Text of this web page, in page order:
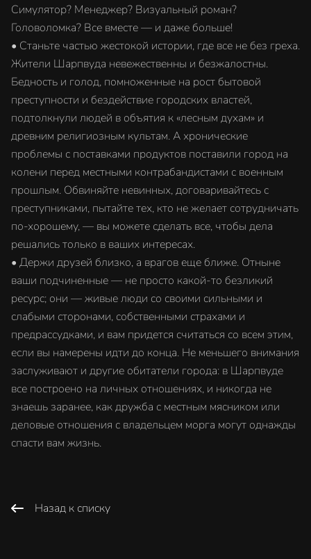
Симулятор? Менеджер? Визуальный роман?
Головоломка? Все вместе — и даже больше!
• Станьте частью жестокой истории, где все не без греха.
Жители Шарпвуда невежественны и безжалостны.
Бедность и голод, помноженные на рост бытовой
преступности и бездействие городских властей,
подтолкнули людей в объятия к «лесным духам» и
древним религиозным культам. А хронические
проблемы с поставками продуктов поставили город на
колени перед местными контрабандистами с военным
прошлым. Обвиняйте невинных, договаривайтесь с
преступниками, пытайте тех, кто не желает сотрудничать
по-хорошему, — вы можете сделать все, чтобы дела
решались только в ваших интересах.
• Держи друзей близко, а врагов еще ближе. Отныне
ваши подчиненные — не просто какой-то безликий
ресурс; они — живые люди со своими сильными и
слабыми сторонами, собственными страхами и
предрассудками, и вам придется считаться со всем этим,
если вы намерены идти до конца. Не меньшего внимания
заслуживают и другие обитатели города: в Шарпвуде
все построено на личных отношениях, и никогда не
знаешь заранее, как дружба с местным мясником или
деловые отношения с владельцем морга могут однажды
спасти вам жизнь.
Назад к списку